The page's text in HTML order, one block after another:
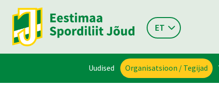
ET
Uudised Organisatsioon / Tegijad